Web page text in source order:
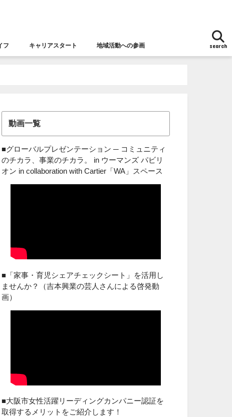
search
フ キャリアスタート 地域活動への参画
動画一覧
■グローバルプレゼンテーション ─ コミュニティ
のチカラ、事業のチカラ。 in ウーマンズ パビリ
オン in collaboration with Cartier「WA」スペース
■「家事・育児シェアチェックシート」を活用し
ませんか？（吉本興業の芸人さんによる啓発動
画）
■大阪市女性活躍リーディングカンパニー認証を
取得するメリットをご紹介します！